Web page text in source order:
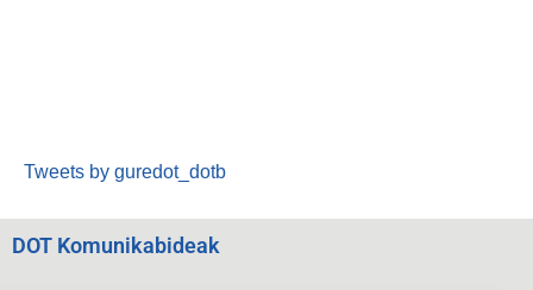
Tweets by guredot_dotb
DOT Komunikabideak